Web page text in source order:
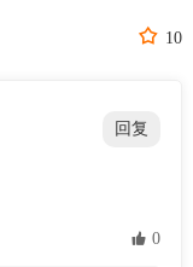
 10
回复
 0